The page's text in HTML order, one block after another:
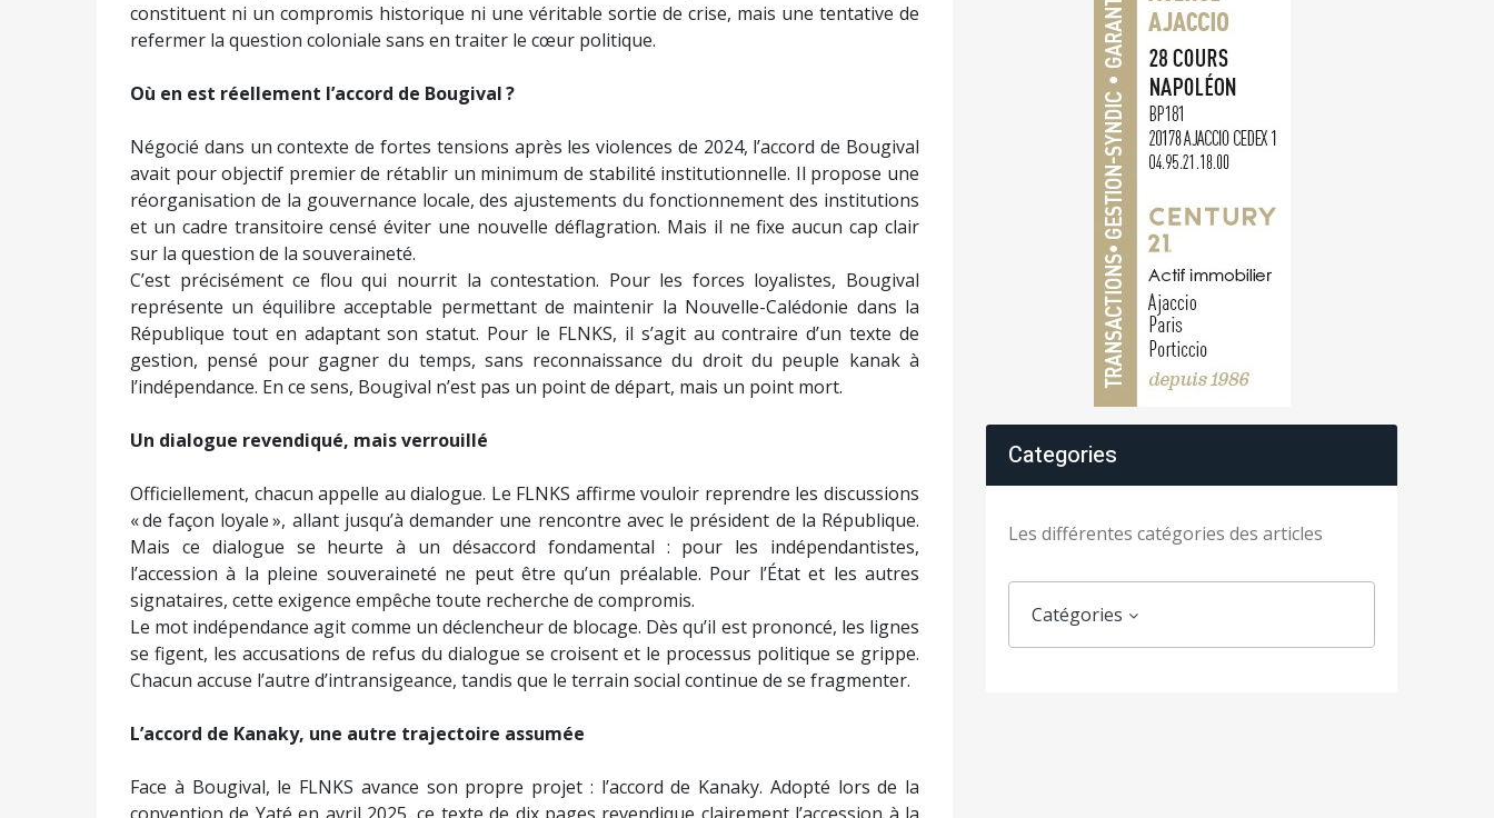
constituent ni un compromis historique ni une véritable sortie de crise, mais une tentative de
refermer la question coloniale sans en traiter le cœur politique.
Où en est réellement l’accord de Bougival ?
Négocié dans un contexte de fortes tensions après les violences de 2024, l’accord de Bougival
avait pour objectif premier de rétablir un minimum de stabilité institutionnelle. Il propose une
réorganisation de la gouvernance locale, des ajustements du fonctionnement des institutions
et un cadre transitoire censé éviter une nouvelle déflagration. Mais il ne fixe aucun cap clair
sur la question de la souveraineté.
C’est précisément ce flou qui nourrit la contestation. Pour les forces loyalistes, Bougival
représente un équilibre acceptable permettant de maintenir la Nouvelle-Calédonie dans la
République tout en adaptant son statut. Pour le FLNKS, il s’agit au contraire d’un texte de
gestion, pensé pour gagner du temps, sans reconnaissance du droit du peuple kanak à
l’indépendance. En ce sens, Bougival n’est pas un point de départ, mais un point mort.
Un dialogue revendiqué, mais verrouillé
Officiellement, chacun appelle au dialogue. Le FLNKS affirme vouloir reprendre les discussions
« de façon loyale », allant jusqu’à demander une rencontre avec le président de la République.
Mais ce dialogue se heurte à un désaccord fondamental : pour les indépendantistes,
l’accession à la pleine souveraineté ne peut être qu’un préalable. Pour l’État et les autres
signataires, cette exigence empêche toute recherche de compromis.
Le mot indépendance agit comme un déclencheur de blocage. Dès qu’il est prononcé, les lignes
se figent, les accusations de refus du dialogue se croisent et le processus politique se grippe.
Chacun accuse l’autre d’intransigeance, tandis que le terrain social continue de se fragmenter.
L’accord de Kanaky, une autre trajectoire assumée
Face à Bougival, le FLNKS avance son propre projet : l’accord de Kanaky. Adopté lors de la
Categories
Les différentes catégories des articles
Catégories